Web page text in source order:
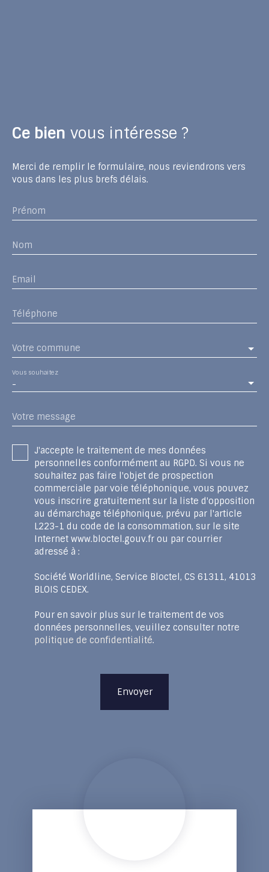
Ce bien vous intéresse ?
Merci de remplir le formulaire, nous reviendrons vers
vous dans les plus brefs délais.
Prénom
Nom
Email
Téléphone
Votre commune
-
Vous souhaitez
Votre message
J'accepte le traitement de mes données
personnelles conformément au RGPD. Si vous ne
souhaitez pas faire l'objet de prospection
commerciale par voie téléphonique, vous pouvez
vous inscrire gratuitement sur la liste d'opposition
au démarchage téléphonique, prévu par l'article
L223-1 du code de la consommation, sur le site
Internet www.bloctel.gouv.fr ou par courrier
adressé à :
Société Worldline, Service Bloctel, CS 61311, 41013
BLOIS CEDEX.
Pour en savoir plus sur le traitement de vos
données personnelles, veuillez consulter notre
politique de confidentialité.
Envoyer